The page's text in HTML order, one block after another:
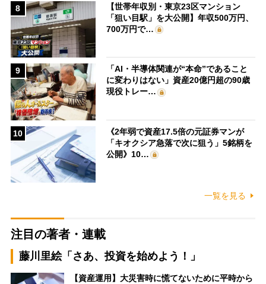
8
【世帯年収別・東京23区マンション
「狙い目駅」を大公開】年収500万円、
700万円で…
9
「AI・半導体関連が“本命”であること
に変わりはない」資産20億円超の90歳
現役トレー…
10
《2年弱で資産17.5倍の元証券マンが
「キオクシア急落で次に狙う」5銘柄を
公開》10…
一覧を見る
注目の著者・連載
藤川里絵「さあ、投資を始めよう！」
【資産運用】大災害時に慌てないために平時から